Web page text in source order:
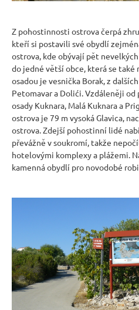
Z pohostinnosti ostrova čerpá
kteří si postavili své obydlí
ostrova, kde obývají pět
do jedné větší obce, která se také
osadou je vesnička Borak, z
Petomavar a Dolići. Vzdáleněji
osady Kuknara, Malá Kuknara a
ostrova je 79 m vysoká Glavica,
ostrova. Zdejší pohostinní lidé
převážně v soukromí, takže
hotelovými komplexy a plážemi.
kamenná obydlí pro novodobé